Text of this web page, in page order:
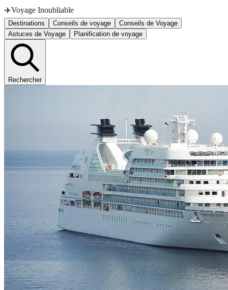
✈️Voyage Inoubliable
Destinations Conseils de voyage
Conseils de Voyage
Astuces de Voyage
Planification de voyage
Rechercher